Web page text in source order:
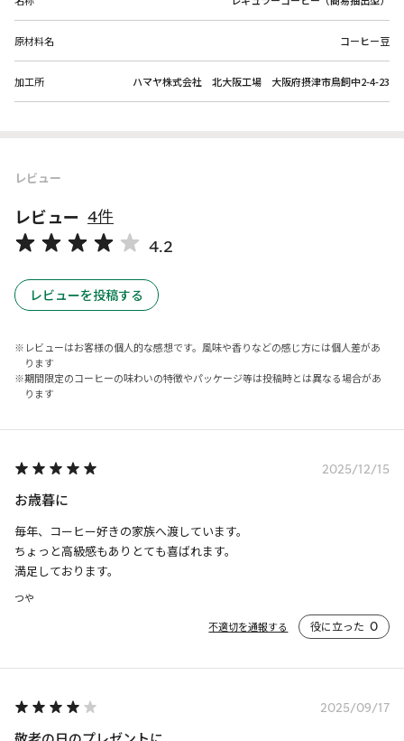
原材料名 コーヒー豆
加工所 ハマヤ株式会社 北大阪工場 大阪府摂津市鳥飼中2-4-23
レビュー
レビュー 4件
4.2
レビューを投稿する
レビューはお客様の個人的な感想です。風味や香りなどの感じ方には個人差があ
ります
期間限定のコーヒーの味わいの特徴やパッケージ等は投稿時とは異なる場合があ
ります
2025/12/15
お歳暮に
毎年、コーヒー好きの家族へ渡しています。
ちょっと高級感もありとても喜ばれます。
満足しております。
つや
不適切を通報する 役に立った 0
2025/09/17